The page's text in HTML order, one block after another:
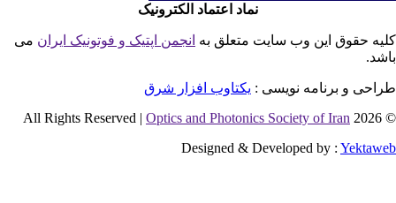
نماد اعتماد الکترونیک
حقوق این وب سایت متعلق بهانجمن اپتیک و فوتونیک ایران می
و برنامه نویسی : یکتاوب افزار شرق
©
Optics and Photonics Society of Iran
Designed & Developed by :